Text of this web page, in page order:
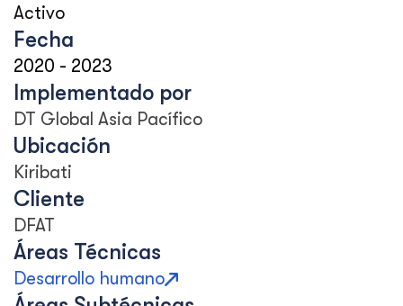
Activo
Fecha
2020 - 2023
Implementado por
DT Global Asia Pacífico
Ubicación
Kiribati
Cliente
DFAT
Áreas Técnicas
Desarrollo humano